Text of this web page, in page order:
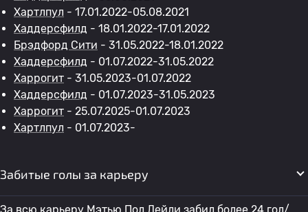
Хартлпул - 17.01.2022-05.08.2021
Хаддерсфилд - 18.01.2022-17.01.2022
Брэдфорд Сити - 31.05.2022-18.01.2022
Хаддерсфилд - 01.07.2022-31.05.2022
Харрогит - 31.05.2023-01.07.2022
Хаддерсфилд - 01.07.2023-31.05.2023
Харрогит - 25.07.2025-01.07.2023
Хартлпул - 01.07.2023-
Забитые голы за карьеру